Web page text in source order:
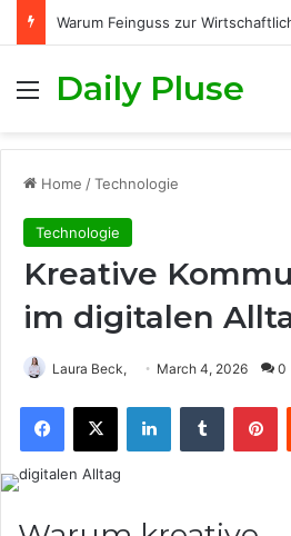
Menu
Daily Pluse
Home /Technologie
Technologie
Kreative
im digitalen
Laura Beck, March 4, 2026 0